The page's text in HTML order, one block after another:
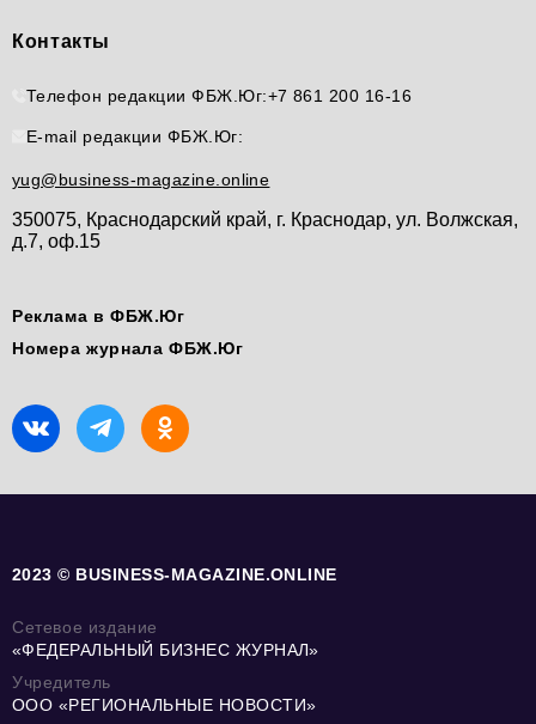
Контакты
Телефон редакции ФБЖ.Юг:+7 861 200 16-16
E-mail редакции ФБЖ.Юг:
yug@business-magazine.online
350075, Краснодарский край, г. Краснодар, ул. Волжская,
д.7, оф.15
Реклама в ФБЖ.Юг
Номера журнала ФБЖ.Юг
2023 © BUSINESS-MAGAZINE.ONLINE
Сетевое издание
«ФЕДЕРАЛЬНЫЙ БИЗНЕС ЖУРНАЛ»
Учредитель
ООО «РЕГИОНАЛЬНЫЕ НОВОСТИ»